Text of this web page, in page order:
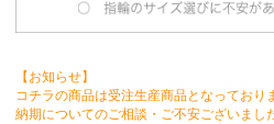
【お知らせ】
コチラの商品は受注生産商品となっており
納期についてのご相談・ご不安ございまし